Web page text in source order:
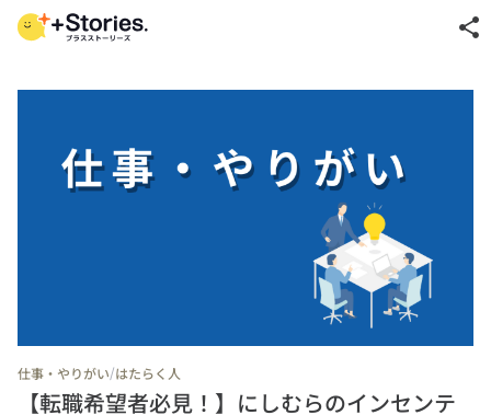
share
仕事・やりがい/はたらく人
【転職希望者必見！】にしむらのインセンテ